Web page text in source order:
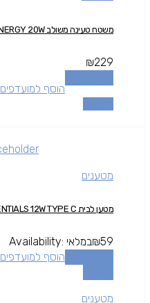
משטח טעינה משולב ENERGY 20W
₪229
הוסף למועדפים
מטענים
מטען לבית ESSENTIALS 12W TYPE C
₪59
Availability: במלאי
הוסף למועדפים
מטענים